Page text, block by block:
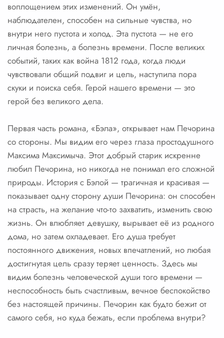
воплощением этих изменений. Он умён,
наблюдателен, способен на сильные чувства, но
внутри него пустота и холод. Эта пустота — не его
личная болезнь, а болезнь времени. После великих
событий, таких как война 1812 года, когда люди
чувствовали общий подвиг и цель, наступила пора
скуки и поиска себя. Герой нашего времени — это
герой без великого дела.
Первая часть романа, «Бэла», открывает нам Печорина
со стороны. Мы видим его через глаза простодушного
Максима Максимыча. Этот добрый старик искренне
любил Печорина, но никогда не понимал его сложной
природы. История с Бэлой — трагичная и красивая —
показывает одну сторону души Печорина: он способен
на страсть, на желание что-то захватить, изменить свою
жизнь. Он влюбляет девушку, вырывает её из родного
дома, но затем охладевает. Его душа требует
постоянного движения, новых впечатлений, но любая
достигнутая цель сразу теряет ценность. Здесь мы
видим болезнь человеческой души того времени —
неспособность быть счастливым, вечное беспокойство
без настоящей причины. Печорин как будто бежит от
самого себя, но куда бежать, если проблема внутри?